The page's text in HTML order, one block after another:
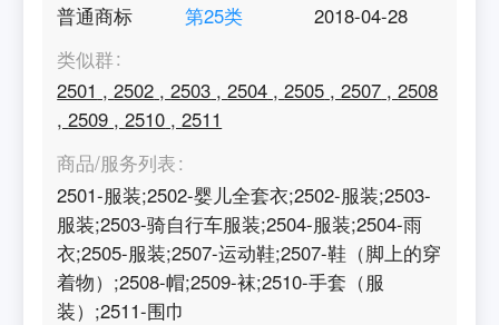
普通商标
第25类
2018-04-28
类似群
2501 ,2502 ,2503 ,2504 ,2505 ,2507 ,2508
,2509 ,2510 ,2511
商品/服务列表
2501-服装;2502-婴儿全套衣;2502-服装;2503-
服装;2503-骑自行车服装;2504-服装;2504-雨
衣;2505-服装;2507-运动鞋;2507-鞋（脚上的穿
着物）;2508-帽;2509-袜;2510-手套（服
装）;2511-围巾